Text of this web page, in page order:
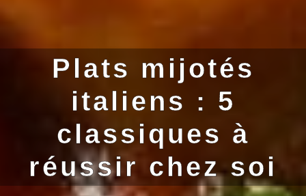
Plats mijotés
italiens : 5
classiques à
réussir chez soi